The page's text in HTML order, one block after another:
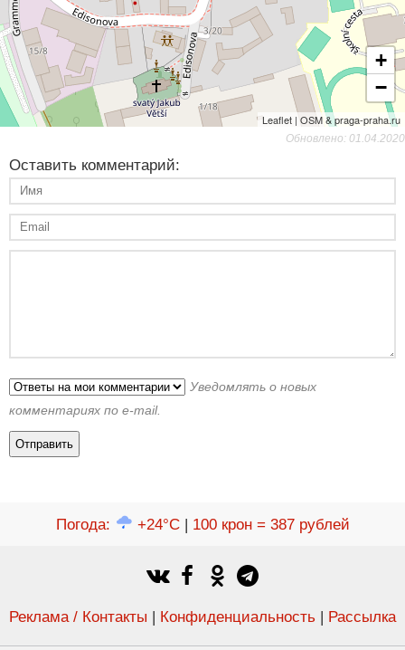
+
−
Leaflet | OSM & praga-praha.ru
Обновлено: 01.04.2020
Оставить комментарий:
Уведомлять о новых
комментариях по e-mail.
Погода: +24°C| 100 крон = 387 рублей
Реклама / Контакты | Конфиденциальность | Рассылка